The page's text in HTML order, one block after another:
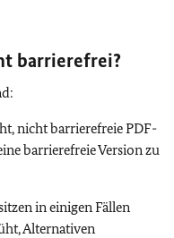
barrierefrei?
nicht barrierefreie PDF-
barrierefreie Version zu
in einigen Fällen
Alternativen